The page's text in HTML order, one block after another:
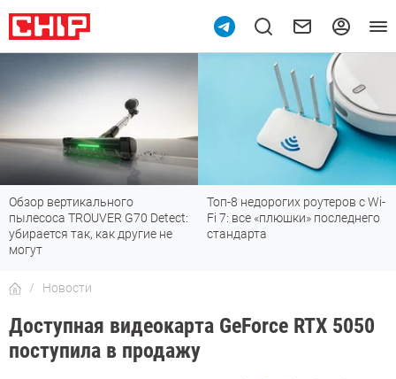
Обзор вертикального
пылесоса TROUVER G70 Detect:
убирается так, как другие не
могут
Топ-8 недорогих роутеров с Wi-
Fi 7: все «плюшки» последнего
стандарта
Новости
Доступная видеокарта GeForce RTX 5050
поступила в продажу